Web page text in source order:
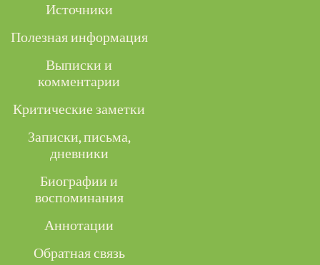
Источники
Полезная информация
Выписки и
комментарии
Критические заметки
Записки, письма,
дневники
Биографии и
воспоминания
Аннотации
Обратная связь